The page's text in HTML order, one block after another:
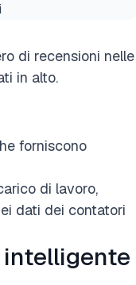
di recensioni nelle
in alto.
forniscono
di lavoro,
dati dei contatori
intelligente